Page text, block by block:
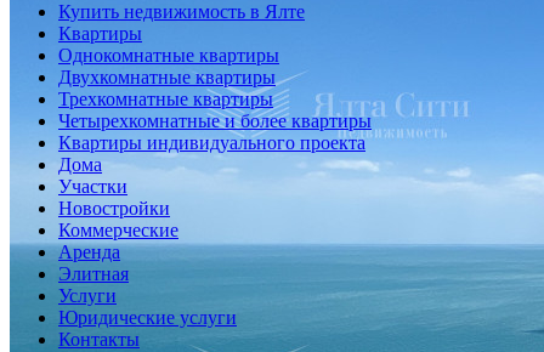
Купить недвижимость в Ялте
Квартиры
Однокомнатные квартиры
Двухкомнатные квартиры
Трехкомнатные квартиры
Четырехкомнатные и более квартиры
Квартиры индивидуального проекта
Дома
Участки
Новостройки
Коммерческие
Аренда
Элитная
Услуги
Юридические услуги
Контакты